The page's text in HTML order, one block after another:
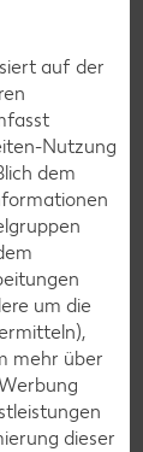
auf der
Nutzung
dem
um die
mehr über
dieser